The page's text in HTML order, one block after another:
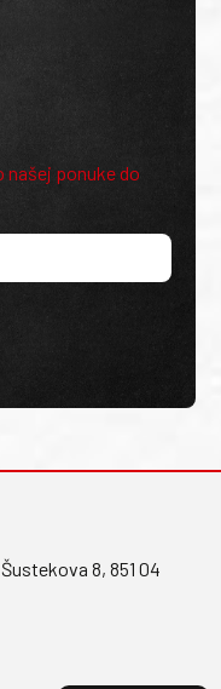
našej ponuke do
8, 851 04